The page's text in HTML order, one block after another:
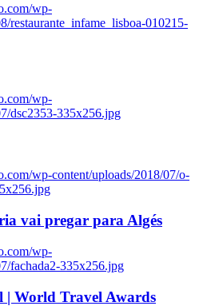
wp-
restaurante_infame_lisboa-010215-
wp-
dsc2353-335x256.jpg
wp-content/uploads/2018/07/o-
vai pregar para Algés
wp-
fachada2-335x256.jpg
| World Travel Awards